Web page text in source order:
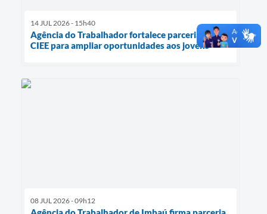
14 JUL 2026 - 15h40
Agência do Trabalhador fortalece parceria com o
CIEE para ampliar oportunidades aos jovens
08 JUL 2026 - 09h12